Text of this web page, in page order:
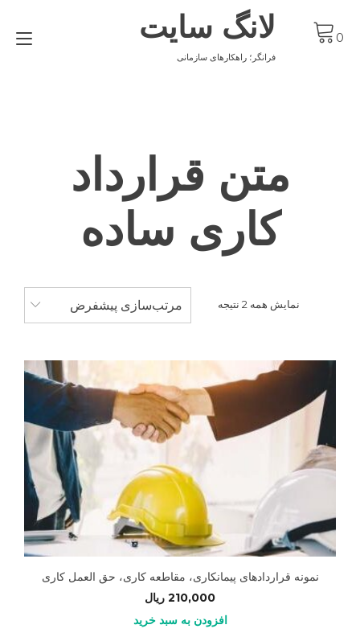
content
لانگ سایت
فرانگر؛ راهکارهای سازمانی
0
متن قرارداد
کاری ساده
نمایش همه 2 نتیجه مرتب‌سازی پیشفرض
نمونه قراردادهای پیمانکاری، مقاطعه کاری، حق العمل کاری
210,000 ریال
افزودن به سبد خرید